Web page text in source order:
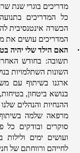
מדריכים בוגרי שנת
כל המדריכים
הכשרה אינטנסיבית
המדריכים עושים את
·
האם הילד שלי יהיה
תשובה: בחודש
השונות השתלמויות
ארגנו בשיתוף עם
בנושא ביטחון,
ההנחיות והנהלים
מרפאה שלמה
סוקרים ובודקים כל
ועושים ימים
לחייהם ורווחתם של